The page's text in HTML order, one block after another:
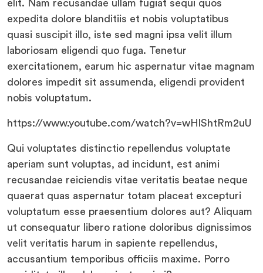
elit. Nam recusandae ullam fugiat sequi quos
expedita dolore blanditiis et nobis voluptatibus
quasi suscipit illo, iste sed magni ipsa velit illum
laboriosam eligendi quo fuga. Tenetur
exercitationem, earum hic aspernatur vitae magnam
dolores impedit sit assumenda, eligendi provident
nobis voluptatum.
https://www.youtube.com/watch?v=wHlShtRm2uU
Qui voluptates distinctio repellendus voluptate
aperiam sunt voluptas, ad incidunt, est animi
recusandae reiciendis vitae veritatis beatae neque
quaerat quas aspernatur totam placeat excepturi
voluptatum esse praesentium dolores aut? Aliquam
ut consequatur libero ratione doloribus dignissimos
velit veritatis harum in sapiente repellendus,
accusantium temporibus officiis maxime. Porro